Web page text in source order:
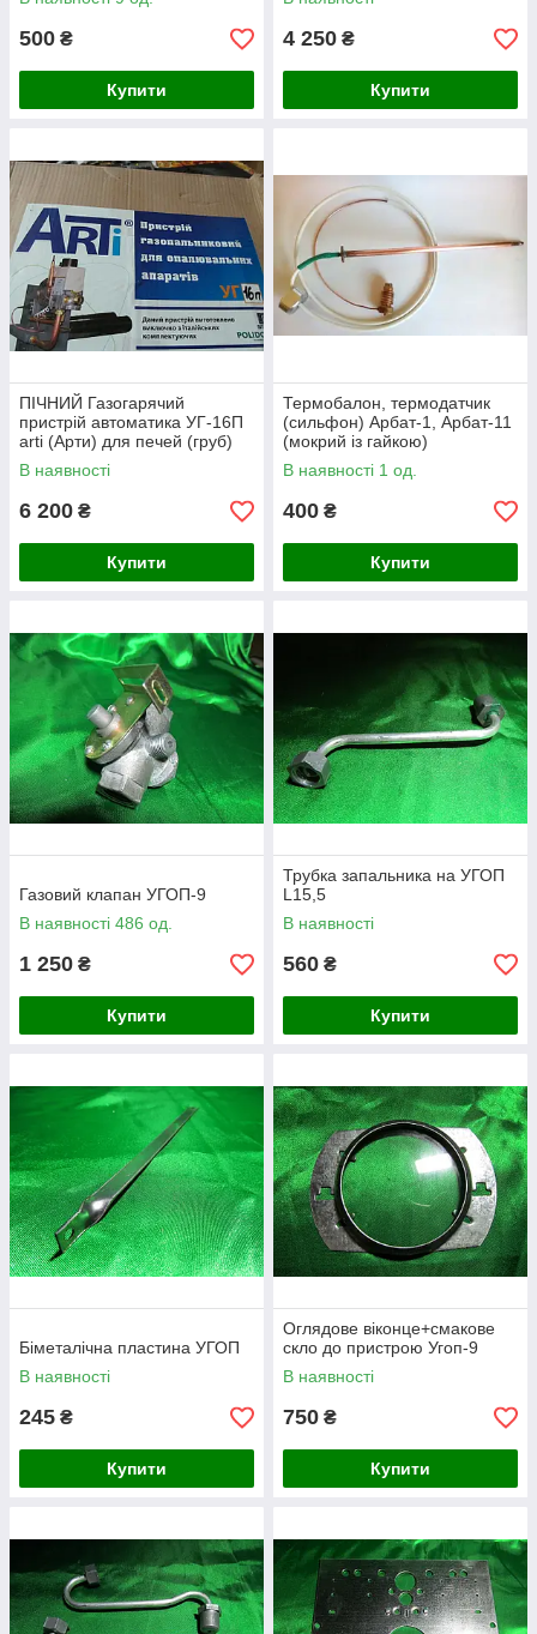
500 ₴
Купити
4 250 ₴
Купити
ПІЧНИЙ Газогарячий
пристрій автоматика УГ-16П
arti (Арти) для печей (груб)
АРТЕМІВКОЮ
В наявності
6 200 ₴
Купити
Термобалон, термодатчик
(сильфон) Арбат-1, Арбат-11
(мокрий із гайкою)
В наявності 1 од.
400 ₴
Купити
Газовий клапан УГОП-9
В наявності 486 од.
1 250 ₴
Купити
Трубка запальника на УГОП
L15,5
В наявності
560 ₴
Купити
Біметалічна пластина УГОП
В наявності
245 ₴
Купити
Оглядове віконце+смакове
скло до пристрою Угоп-9
В наявності
750 ₴
Купити